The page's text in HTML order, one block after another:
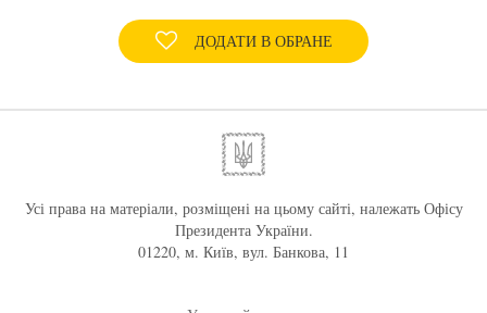
ДОДАТИ В ОБРАНЕ
Усі права на матеріали, розміщені на цьому сайті, належать Офісу
Президента України.
01220, м. Київ, вул. Банкова, 11